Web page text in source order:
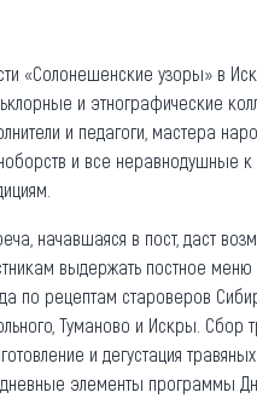
«Солонешенские узоры» в
и этнографические
и педагоги, мастера
и все неравнодушные к
начавшаяся в пост, даст
выдержать постное
по рецептам староверов
Туманово и Искры. Сбор
и дегустация
элементы программы